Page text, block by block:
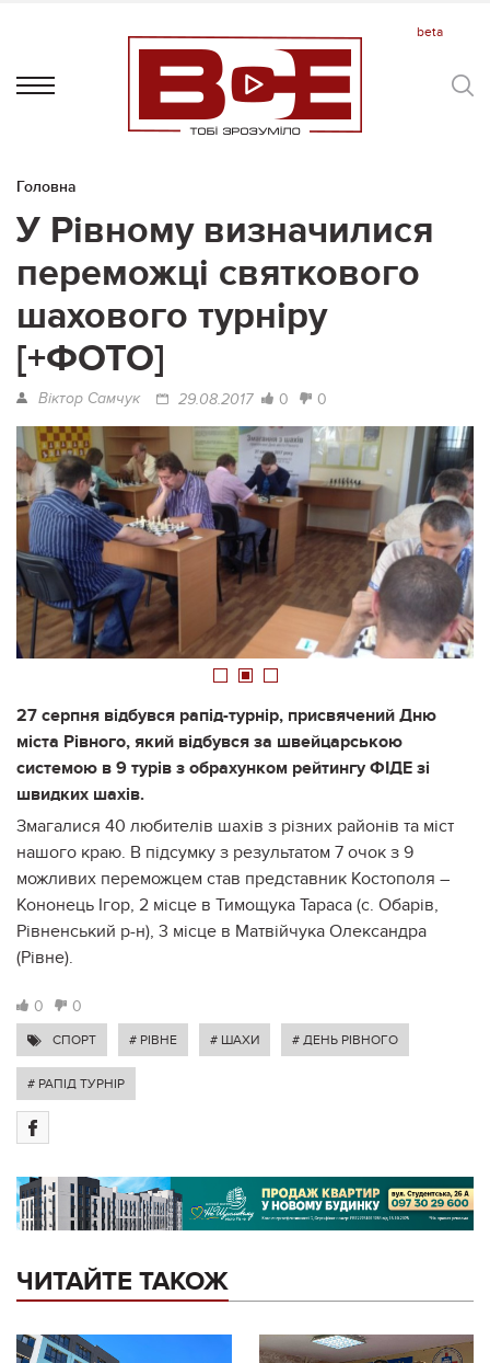
Головна
У Рівному визначилися
переможці святкового
шахового турніру
[+ФОТО]
Віктор Самчук 29.08.2017 0 0
1 2 3
27 серпня відбувся рапід-турнір, присвячений Дню
міста Рівного, який відбувся за швейцарською
системою в 9 турів з обрахунком рейтингу ФІДЕ зі
швидких шахів.
Змагалися 40 любителів шахів з різних районів та міст
нашого краю. В підсумку з результатом 7 очок з 9
можливих переможцем став представник Костополя –
Кононець Ігор, 2 місце в Тимощука Тараса (с. Обарів,
Рівненський р-н), 3 місце в Матвійчука Олександра
(Рівне).
0 0
СПОРТ # РІВНЕ # ШАХИ # ДЕНЬ РІВНОГО
# РАПІД ТУРНІР
ЧИТАЙТЕ ТАКОЖ